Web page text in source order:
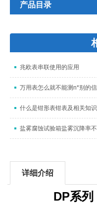
产品目录
兆欧表串联使用的应用
万用表怎么就不能测n*别的
什么是钳形表钳表及相关知识
盐雾腐蚀试验箱盐雾沉降率
详细介绍
DP系